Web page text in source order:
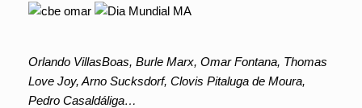
Orlando VillasBoas, Burle Marx, Omar Fontana, Thomas
Love Joy, Arno Sucksdorf, Clovis Pitaluga de Moura,
Pedro Casaldáliga…